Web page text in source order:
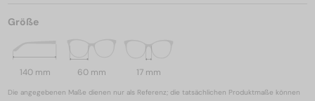
Größe
140 mm 60 mm 17 mm
Die angegebenen Maße dienen nur als Referenz; die tatsächlichen Produktmaße können